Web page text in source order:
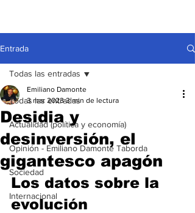
Entrada
Todas las entradas
Actualidad (política y economía)
Opinión - Emiliano Damonte Taborda
Sociedad
Internacional
Todas las entradas
Desidia y
desinversión, el
gigantesco apagón
Emiliano Damonte
3 mar 2023 3 min de lectura
Los datos sobre la
evolución